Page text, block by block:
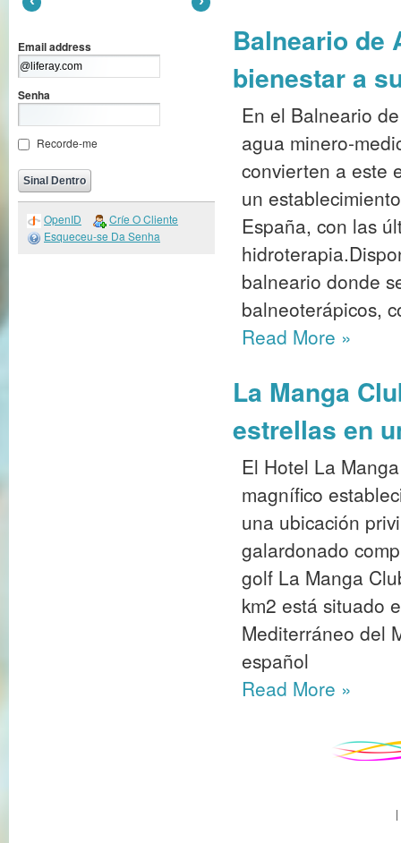
Email address
Senha
Recorde-me
OpenID
Críe O Cliente
Esqueceu-se Da Senha
Balneario de
bienestar a
En el Balneario
agua minero-
convierten a este
un
España, con las
balneario donde
balneoterápicos,
Read More »
La Manga
estrellas en
El Hotel La
magnífico
una ubicación
galardonado
golf La Manga
km2 está situado
Mediterráneo del
español
Read More »
|